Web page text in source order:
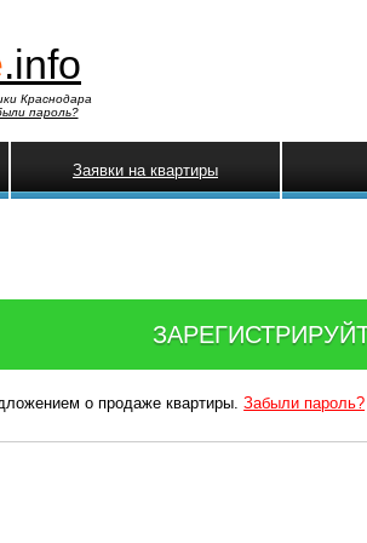
.info
Краснодара
пароль?
Заявки на квартиры
о продаже квартиры.Забыли пароль?